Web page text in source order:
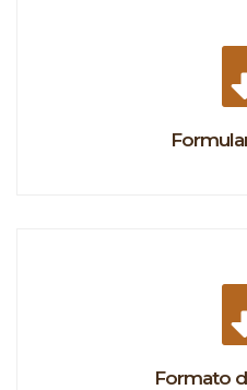
Formato